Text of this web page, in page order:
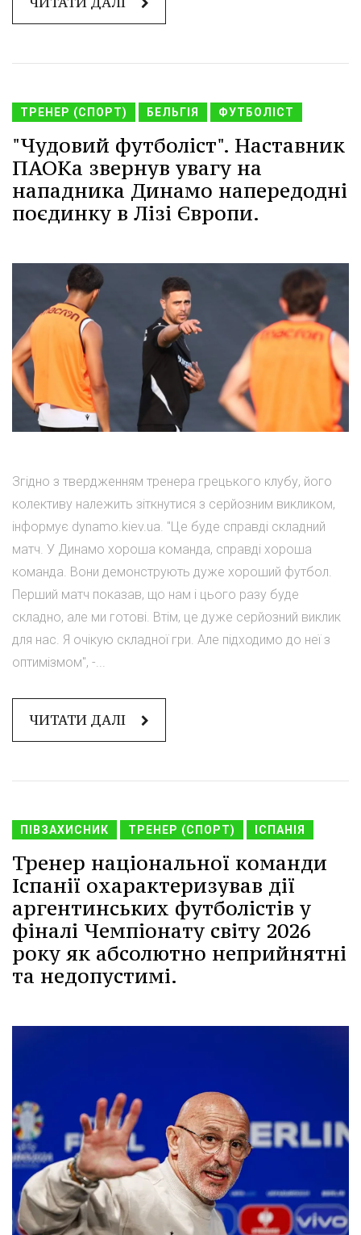
ТРЕНЕР (СПОРТ) БЕЛЬГІЯ ФУТБОЛІСТ
"Чудовий футболіст". Наставник
ПАОКа звернув увагу на
нападника Динамо напередодні
поєдинку в Лізі Європи.
Згідно з твердженням тренера грецького клубу, його
колективу належить зіткнутися з серйозним викликом,
інформує dynamo.kiev.ua. "Це буде справді складний
матч. У Динамо хороша команда, справді хороша
команда. Вони демонструють дуже хороший футбол.
Перший матч показав, що нам і цього разу буде
складно, але ми готові. Втім, це дуже серйозний виклик
для нас. Я очікую складної гри. Але підходимо до неї з
оптимізмом", -...
ЧИТАТИ ДАЛІ
ПІВЗАХИСНИК ТРЕНЕР (СПОРТ) ІСПАНІЯ
Тренер національної команди
Іспанії охарактеризував дії
аргентинських футболістів у
фіналі Чемпіонату світу 2026
року як абсолютно неприйнятні
та недопустимі.